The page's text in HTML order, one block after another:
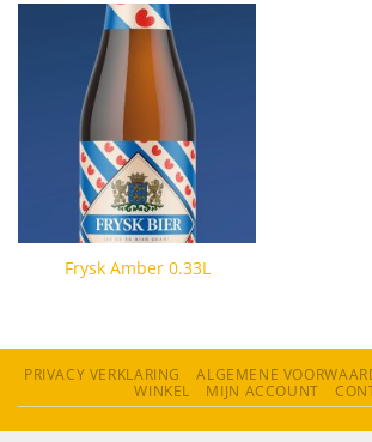
Frysk Amber 0.33L
PRIVACY VERKLARING ALGEMENE
WINKEL
MIJN ACCOUNT